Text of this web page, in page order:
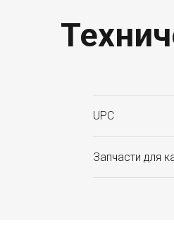
UPC
Запчасти для